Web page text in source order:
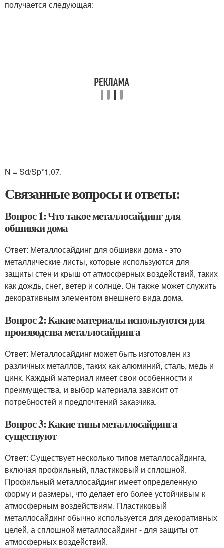
получается следующая:
N = Sd/Sp*1,07.
Связанные вопросы и ответы:
Вопрос 1: Что такое металлосайдинг для
обшивки дома
Ответ: Металлосайдинг для обшивки дома - это
металлические листы, которые используются для
защиты стен и крыш от атмосферных воздействий, таких
как дождь, снег, ветер и солнце. Он также может служить
декоративным элементом внешнего вида дома.
Вопрос 2: Какие материалы используются для
производства металлосайдинга
Ответ: Металлосайдинг может быть изготовлен из
различных металлов, таких как алюминий, сталь, медь и
цинк. Каждый материал имеет свои особенности и
преимущества, и выбор материала зависит от
потребностей и предпочтений заказчика.
Вопрос 3: Какие типы металлосайдинга
существуют
Ответ: Существует несколько типов металлосайдинга,
включая профильный, пластиковый и сплошной.
Профильный металлосайдинг имеет определенную
форму и размеры, что делает его более устойчивым к
атмосферным воздействиям. Пластиковый
металлосайдинг обычно используется для декоративных
целей, а сплошной металлосайдинг - для защиты от
атмосферных воздействий.